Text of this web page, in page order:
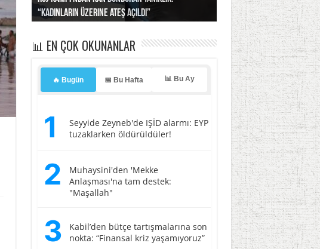
“Kadınların üzerine ateş açıldı”
Irak’a misilleme tehdidi!
yaptı… İsrail’in “timsah” planına fren!
kayıtlar başladı
basıldı, kabus yaşatıldı!
📊 EN ÇOK OKUNANLAR
🔥 Bugün 📅 Bu Hafta 📊 Bu Ay
1
Seyyide Zeyneb'de IŞİD alarmı: EYP
tuzaklarken öldürüldüler!
2
Muhaysini'den 'Mekke
Anlaşması'na tam destek:
"Maşallah"
3
Kabil’den bütçe tartışmalarına son
nokta: “Finansal kriz yaşamıyoruz”